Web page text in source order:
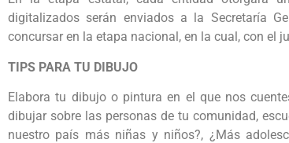
digitalizados serán enviados a la Secretaría
concursar en la etapa nacional, en la cual, con el
TIPS PARA TU DIBUJO
Elabora tu dibujo o pintura en el que nos
dibujar sobre las personas de tu comunidad,
nuestro país más niñas y niños?, ¿Más